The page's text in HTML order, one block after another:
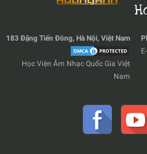
183 Đặng Tiến Đông, Hà Nội, Việt Nam
Học Viện Âm Nhạc Quốc Gia Việt
Nam